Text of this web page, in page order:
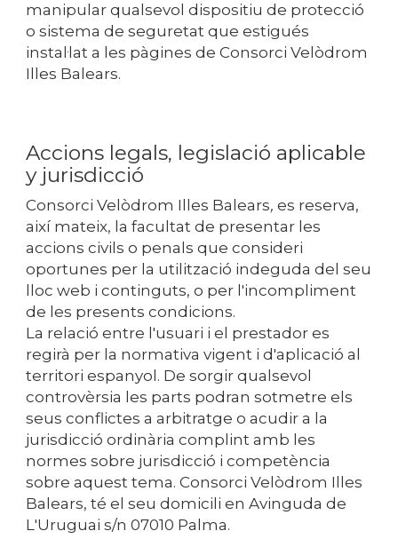
manipular qualsevol dispositiu de protecció
o sistema de seguretat que estigués
instal·lat a les pàgines de Consorci Velòdrom
Illes Balears.
Accions legals, legislació aplicable
y jurisdicció
Consorci Velòdrom Illes Balears, es reserva,
així mateix, la facultat de presentar les
accions civils o penals que consideri
oportunes per la utilització indeguda del seu
lloc web i continguts, o per l'incompliment
de les presents condicions.
La relació entre l'usuari i el prestador es
regirà per la normativa vigent i d'aplicació al
territori espanyol. De sorgir qualsevol
controvèrsia les parts podran sotmetre els
seus conflictes a arbitratge o acudir a la
jurisdicció ordinària complint amb les
normes sobre jurisdicció i competència
sobre aquest tema. Consorci Velòdrom Illes
Balears, té el seu domicili en Avinguda de
L'Uruguai s/n 07010 Palma.